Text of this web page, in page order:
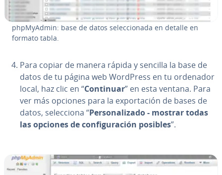
ph­p­M­yA­d­min: base de datos se­le­c­cio­na­da en detalle en
formato tabla.
Para copiar de manera rápida y sencilla la base de
datos de tu página web WordPress en tu ordenador
local, haz clic en “Continuar” en esta ventana. Para
ver más opciones para la ex­po­r­ta­ción de bases de
datos, se­le­c­cio­na “Pe­r­so­na­li­za­do - mostrar todas
las opciones de co­n­fi­gu­ra­ción posibles”.